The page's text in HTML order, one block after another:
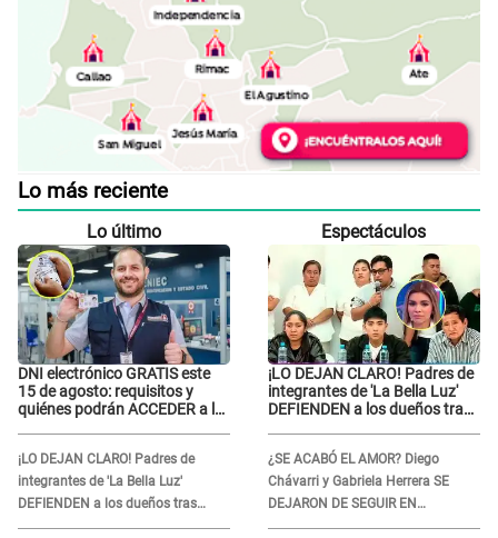
Lo más reciente
Lo último
DNI electrónico GRATIS este
15 de agosto: requisitos y
quiénes podrán ACCEDER a la
¡LO DEJAN CLARO! Padres de
integrantes de 'La Bella Luz'
DEFIENDEN a los dueños tras
denuncia: “Nunca vimos nada...”
Espectáculos
¡LO DEJAN CLARO! Padres de
integrantes de 'La Bella Luz'
DEFIENDEN a los dueños tras
¿SE ACABÓ EL AMOR? Diego
Chávarri y Gabriela Herrera SE
DEJARON DE SEGUIR EN
INSTAGRAM y él ANUNCIÓ SU